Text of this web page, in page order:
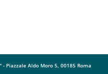
Piazzale Aldo Moro 5, 00185 Roma